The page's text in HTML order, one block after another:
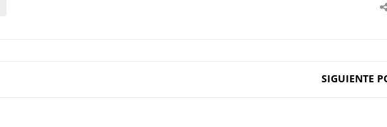
SIGUIENTE